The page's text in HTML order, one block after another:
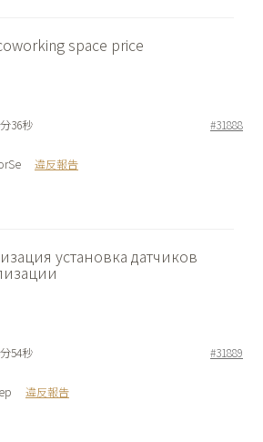
space price
36秒 #31888
違反報告
установка датчиков
54秒 #31889
違反報告